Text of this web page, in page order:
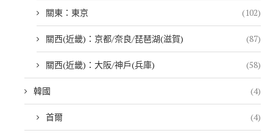
關東：東京 (102)
關西(近畿)：京都/奈良/琵琶湖(滋賀) (87)
關西(近畿)：大阪/神戶(兵庫) (58)
韓國 (4)
首爾 (4)